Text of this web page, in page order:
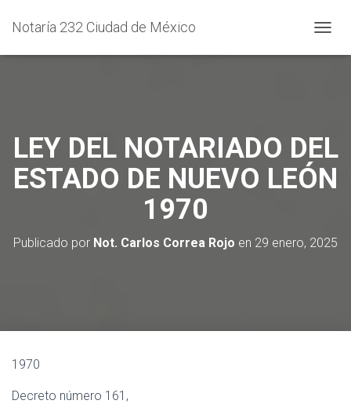
Notaría 232 Ciudad de México
A
M
O
D
O
A
LEY DEL NOTARIADO DEL
ESTADO DE NUEVO LEÓN
1970
Publicado por Not. Carlos Correa Rojo en 29 enero, 2025
1970
Decreto número 161,